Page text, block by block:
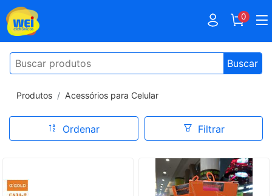
0
Buscar
Produtos Acessórios para Celular
Ordenar Filtrar